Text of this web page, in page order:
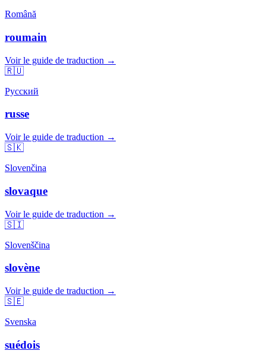
Română
roumain
Voir le guide de traduction →
🇷🇺
Русский
russe
Voir le guide de traduction →
🇸🇰
Slovenčina
slovaque
Voir le guide de traduction →
🇸🇮
Slovenščina
slovène
Voir le guide de traduction →
🇸🇪
Svenska
suédois